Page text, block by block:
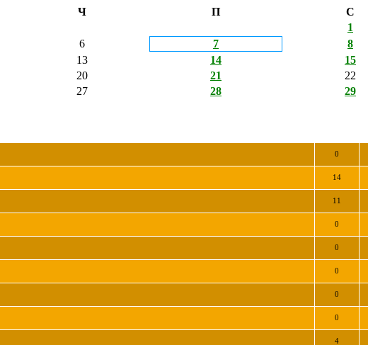
Ч П С
1
6 7 8
13 14 15
20 21 22
27 28 29
0
14
11
0
0
0
0
0
4